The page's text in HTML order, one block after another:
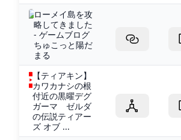
ローメイ島を攻
略してきました
- ゲームブログ
ちゅこっと陽だ
まる
【ティアキン】
カワカナシの根
付近の黒曜デグ
ガーマ ゼルダ
の伝説ティアー
ズ オブ ...